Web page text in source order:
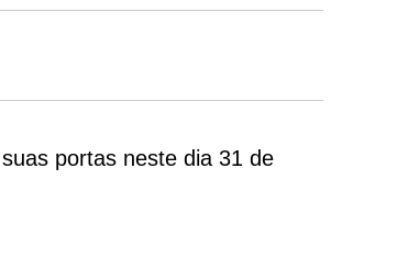
portas neste dia 31 de